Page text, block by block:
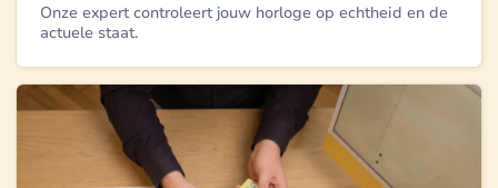
Onze expert controleert jouw horloge op echtheid en de
actuele staat.